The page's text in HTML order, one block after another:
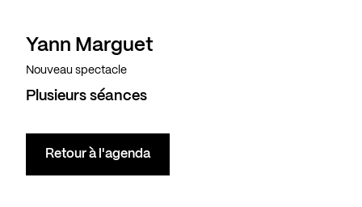
Yann Marguet
Nouveau spectacle
Plusieurs séances
Retour à l'agenda